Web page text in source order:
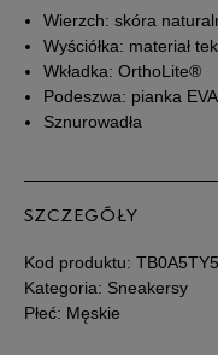
43,5 27,5 cm
44 28 cm
45,5
Wierzch: skóra
Wyściółka: materiał
Wkładka: OrthoLite®
Podeszwa: pianka
Sznurowadła
SZCZEGÓŁY
Kod produktu:
Kategoria: Sneakersy
Płeć: Męskie